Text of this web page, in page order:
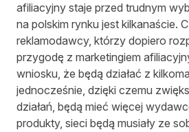
afiliacyjny staje przed trudnym
na polskim rynku jest kilkanaście.
reklamodawcy, którzy dopiero
przygodę z marketingiem
wniosku, że będą działać z
jednocześnie, dzięki czemu
działań, będą mieć więcej
produkty, sieci będą musiały ze